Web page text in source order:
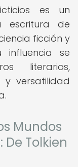
es un
escritura de
ficción y
influencia se
literarios,
versatilidad
Mundos
Tolkien